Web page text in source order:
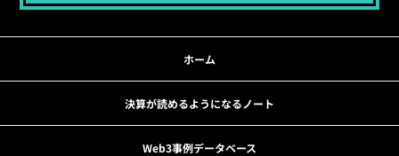
ホーム
決算が読めるようになるノート
Web3事例データベース